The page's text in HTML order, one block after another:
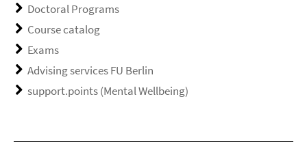
Doctoral Programs
Course catalog
Exams
Advising services FU Berlin
support.points (Mental Wellbeing)